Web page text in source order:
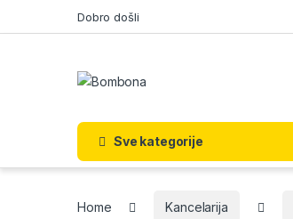
Dobro došli
Sve kategorije
Home Kancelarija